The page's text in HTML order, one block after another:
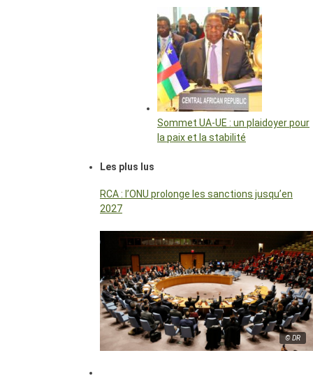
Sommet UA-UE : un plaidoyer pour
la paix et la stabilité
Les plus lus
RCA : l’ONU prolonge les sanctions jusqu’en
2027
© DR